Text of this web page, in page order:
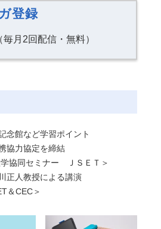
登録
月2回配信・無料）
館など学習ポイント
協力協定を締結
協同セミナー ＪＳＥＴ＞
正人教授による講演
＆CEC＞